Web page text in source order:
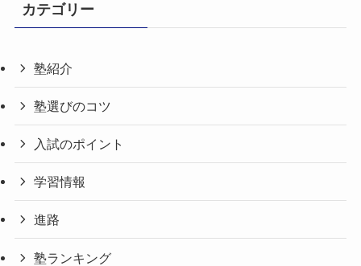
カテゴリー
塾紹介
塾選びのコツ
入試のポイント
学習情報
進路
塾ランキング